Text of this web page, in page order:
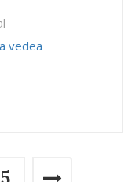
vedea